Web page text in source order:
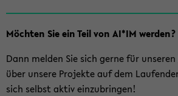
Möch­ten Sie ein Teil von AI*IM wer­den?
Dann mel­den Sie sich gerne für un­se­ren
über un­se­re Pro­jek­te auf dem
sich selbst aktiv ein­zu­brin­gen!